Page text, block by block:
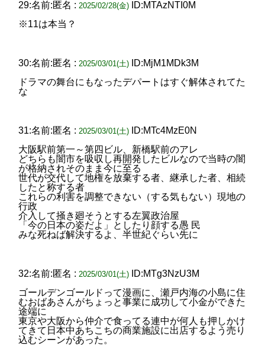
29:名前:匿名 : 2025/02/28(金)
ID:MTAzNTI0M
※11は本当？
30:名前:匿名 : 2025/03/01(土)
ID:MjM1MDk3M
ドラマの舞台にもなったデパートはすぐ解体されてた
な
31:名前:匿名 : 2025/03/01(土)
ID:MTc4MzE0N
大阪駅前第一～第四ビル、新橋駅前のアレ
どちらも闇市を吸収し再開発したビルなので当時の闇
が格納されそのまま今に至る
世代が交代して地権を放棄する者、継承した者、相続
したと称する者
これらの利害を調整できない（する気もない）現地の
行政
介入して掻き廻そうとする左翼政治屋
「今の日本の姿だよ」としたり顔する愚 民
みな死ねば解決するよ、半世紀ぐらい先に
32:名前:匿名 : 2025/03/01(土)
ID:MTg3NzU3M
ゴールデンゴールドって漫画に、瀬戸内海の小島に住
むおばあさんがちょっと事業に成功して小金ができた
途端に
東京や大阪から仲介で食ってる連中が何人も押しかけ
てきて日本中あちこちの商業施設に出店するよう売り
込むシーンがあった。